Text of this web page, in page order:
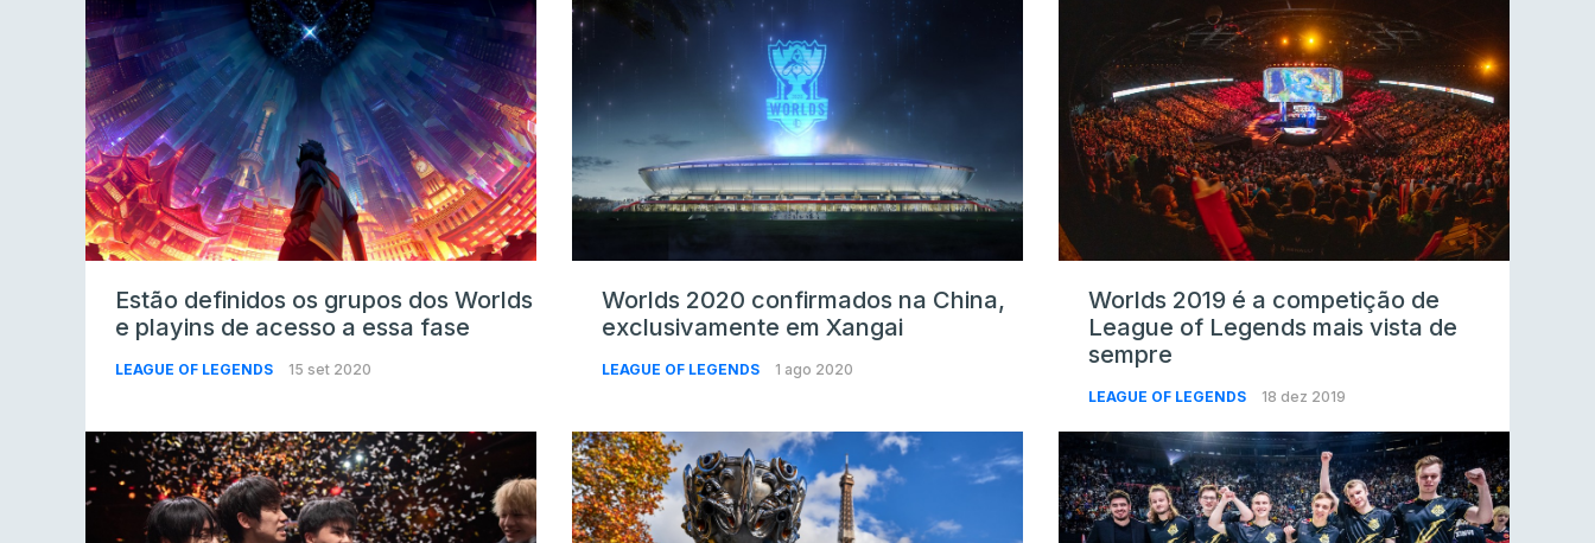
Estão definidos os grupos dos Worlds
e playins de acesso a essa fase
LEAGUE OF LEGENDS 15 set 2020
Worlds 2020 confirmados na China,
exclusivamente em Xangai
LEAGUE OF LEGENDS 1 ago 2020
Worlds 2019 é a competição de
League of Legends mais vista de
sempre
LEAGUE OF LEGENDS 18 dez 2019